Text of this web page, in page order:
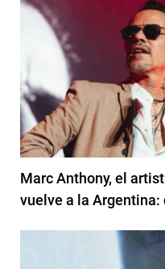
Marc Anthony, el
vuelve a la